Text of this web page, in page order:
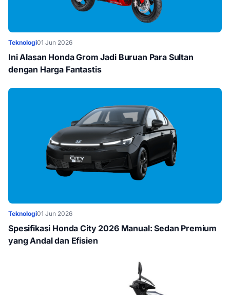
Teknologi01 Jun 2026
Ini Alasan Honda Grom Jadi Buruan Para Sultan
dengan Harga Fantastis
Teknologi01 Jun 2026
Spesifikasi Honda City 2026 Manual: Sedan Premium
yang Andal dan Efisien